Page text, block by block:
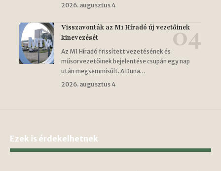
2026. augusztus 4
Visszavonták az M1 Híradó új vezetőinek
kinevezését
Az M1 Híradó frissített vezetésének és
műsorvezetőinek bejelentése csupán egy nap
után megsemmisült. A Duna…
2026. augusztus 4
Ezek is érdekelhetnek